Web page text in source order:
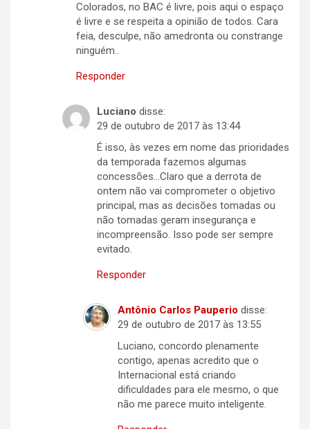
Colorados, no BAC é livre, pois aqui o espaço
é livre e se respeita a opinião de todos. Cara
feia, desculpe, não amedronta ou constrange
ninguém..
Responder
Luciano disse:
29 de outubro de 2017 às 13:44
É isso, às vezes em nome das prioridades
da temporada fazemos algumas
concessões…Claro que a derrota de
ontem não vai comprometer o objetivo
principal, mas as decisões tomadas ou
não tomadas geram insegurança e
incompreensão. Isso pode ser sempre
evitado.
Responder
Antônio Carlos Pauperio disse:
29 de outubro de 2017 às 13:55
Luciano, concordo plenamente
contigo, apenas acredito que o
Internacional está criando
dificuldades para ele mesmo, o que
não me parece muito inteligente.